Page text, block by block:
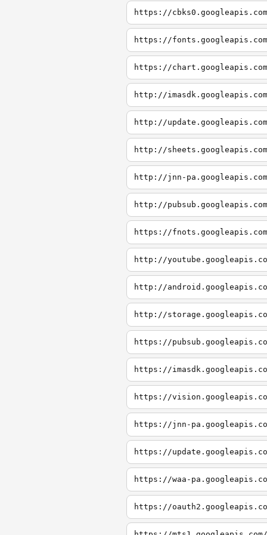
https://cbks0.googleapis.com
https://fonts.googleapis.com
https://chart.googleapis.com
http://imasdk.googleapis.com
http://update.googleapis.com
http://sheets.googleapis.com
http://jnn-pa.googleapis.com
http://pubsub.googleapis.com
https://fnots.googleapis.com
http://
http://
http://
https://
https://
https://
https://jnn-
https://
https://waa-
https://